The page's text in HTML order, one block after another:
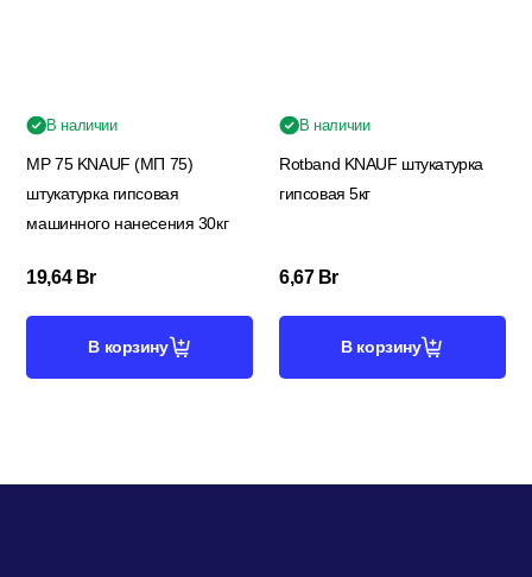
В наличии
MP 75 KNAUF (МП 75)
штукатурка гипсовая
машинного нанесения 30кг
19,64 Br
В корзину
В наличии
Rotband KNAUF штукатурка
гипсовая 5кг
6,67 Br
В корзину